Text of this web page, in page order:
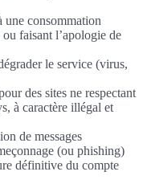
consommation
faisant l’apologie de
le service (virus,
des sites ne respectant
à caractère illégal et
de messages
(ou phishing)
définitive du compte